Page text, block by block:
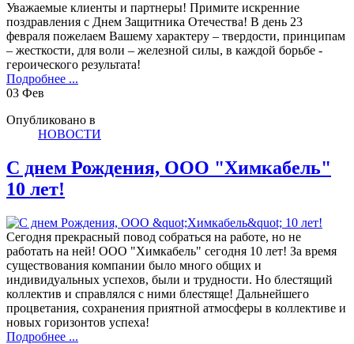
Уважаемые клиенты и партнеры! Примите искренние
поздравления с Днем Защитника Отечества! В день 23
февраля пожелаем Вашему характеру – твердости, принципам
– жесткости, для воли – железной силы, в каждой борьбе -
героического результата!
Подробнее ...
03 Фев
Опубликовано в
НОВОСТИ
С днем Рождения, ООО "Химкабель"
10 лет!
Сегодня прекрасный повод собраться на работе, но не
работать на ней! ООО "Химкабель" сегодня 10 лет! За время
существования компании было много общих и
индивидуальных успехов, были и трудности. Но блестящий
коллектив и справлялся с ними блестяще! Дальнейшего
процветания, сохранения приятной атмосферы в коллективе и
новых горизонтов успеха!
Подробнее ...